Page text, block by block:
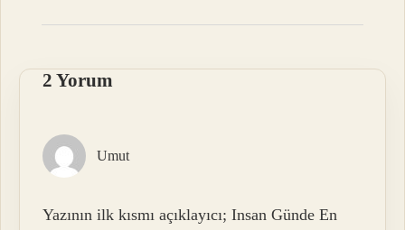
2 Yorum
Umut
Yazının ilk kısmı açıklayıcı; Insan Günde En